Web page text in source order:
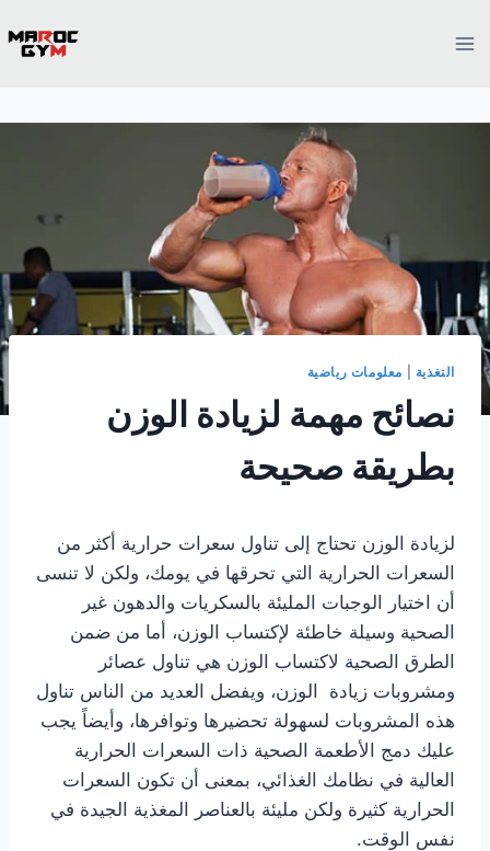
التغذية معلومات رياضية
نصائح مهمة لزيادة الوزن
بطريقة صحيحة
لزيادة الوزن تحتاج إلى تناول سعرات حرارية أكثر من
السعرات الحرارية التي تحرقها في يومك، ولكن لا تنسى
أن اختيار الوجبات المليئة بالسكريات والدهون غير
الصحية وسيلة خاطئة لإكتساب الوزن، أما من ضمن
الطرق الصحية لاكتساب الوزن هي تناول عصائر
ومشروبات زيادة الوزن، ويفضل العديد من الناس تناول
هذه المشروبات لسهولة تحضيرها وتوافرها، وأيضاً يجب
عليك دمج الأطعمة الصحية ذات السعرات الحرارية
العالية في نظامك الغذائي، بمعنى أن تكون السعرات
الحرارية كثيرة ولكن مليئة بالعناصر المغذية الجيدة في
نفس الوقت.